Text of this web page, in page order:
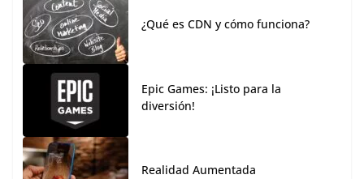
¿Qué es CDN y cómo funciona?
Epic Games: ¡Listo para la
diversión!
Realidad Aumentada